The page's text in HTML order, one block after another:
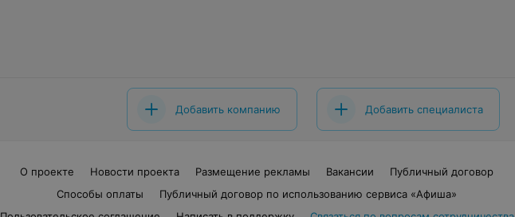
Добавить компанию Добавить специалиста
О проекте Новости проекта Размещение рекламы Вакансии
Публичный договор
Способы оплаты
Публичный договор по использованию сервиса «Афиша»